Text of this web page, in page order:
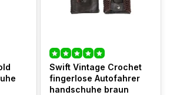
Swift Vintage Crochet
fingerlose Autofahrer
handschuhe braun